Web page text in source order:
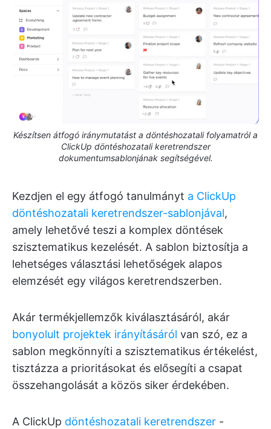
Készítsen átfogó iránymutatást a döntéshozatali folyamatról a
ClickUp döntéshozatali keretrendszer
dokumentumsablonjának segítségével.
Kezdjen el egy átfogó tanulmányt a ClickUp
döntéshozatali keretrendszer-sablonjával,
amely lehetővé teszi a komplex döntések
szisztematikus kezelését. A sablon biztosítja a
lehetséges választási lehetőségek alapos
elemzését egy világos keretrendszerben.
Akár termékjellemzők kiválasztásáról, akár
bonyolult projektek irányításáról van szó, ez a
sablon megkönnyíti a szisztematikus értékelést,
tisztázza a prioritásokat és elősegíti a csapat
összehangolását a közös siker érdekében.
A ClickUp döntéshozatali keretrendszer -